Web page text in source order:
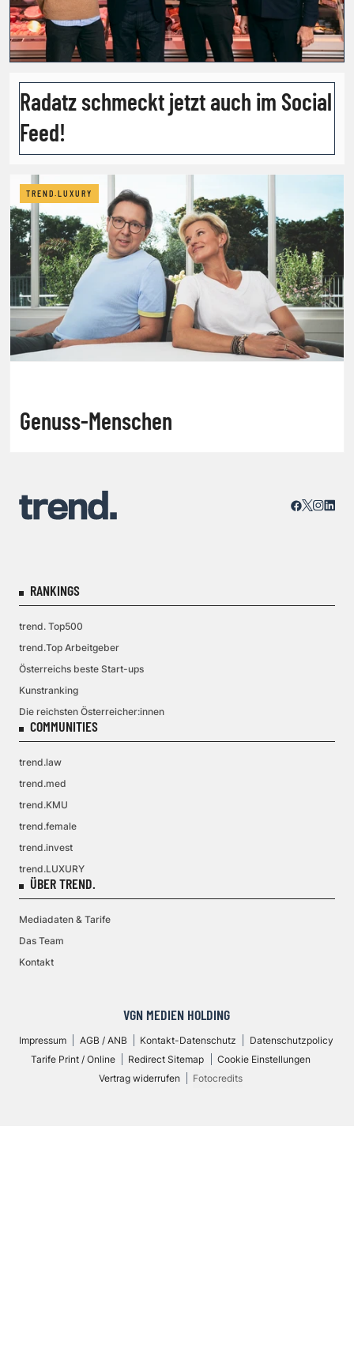
Radatz schmeckt jetzt auch im Social
Feed!
TREND.LUXURY
Genuss-Menschen
RANKINGS
trend. Top500
trend.Top Arbeitgeber
Österreichs beste Start-ups
Kunstranking
Die reichsten Österreicher:innen
COMMUNITIES
trend.law
trend.med
trend.KMU
trend.female
trend.invest
trend.LUXURY
ÜBER TREND.
Mediadaten & Tarife
Das Team
Kontakt
VGN MEDIEN HOLDING
Impressum AGB / ANB Kontakt-Datenschutz
Datenschutzpolicy
Tarife Print / Online
Redirect Sitemap
Cookie Einstellungen
Vertrag widerrufen
Fotocredits